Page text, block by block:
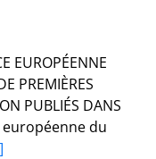
EUROPÉENNE
PREMIÈRES
PUBLIÉS DANS
européenne du